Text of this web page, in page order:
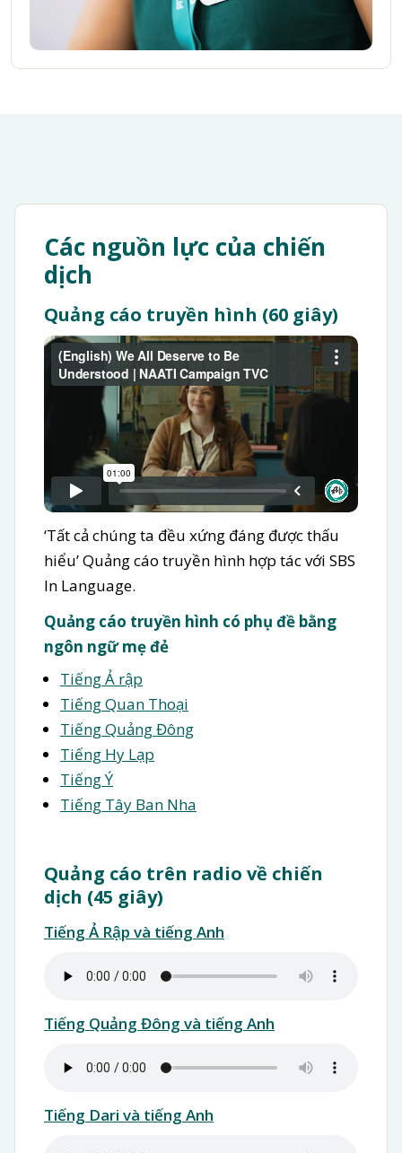
Các nguồn lực của chiến
dịch
Quảng cáo truyền hình (60 giây)
‘Tất cả chúng ta đều xứng đáng được thấu
hiểu’ Quảng cáo truyền hình hợp tác với SBS
In Language.
Quảng cáo truyền hình có phụ đề bằng
ngôn ngữ mẹ đẻ
Tiếng Ả rập
Tiếng Quan Thoại
Tiếng Quảng Đông
Tiếng Hy Lạp
Tiếng Ý
Tiếng Tây Ban Nha
Quảng cáo trên radio về chiến
dịch (45 giây)
Tiếng Ả Rập và tiếng Anh
Tiếng Quảng Đông và tiếng Anh
Tiếng Dari và tiếng Anh